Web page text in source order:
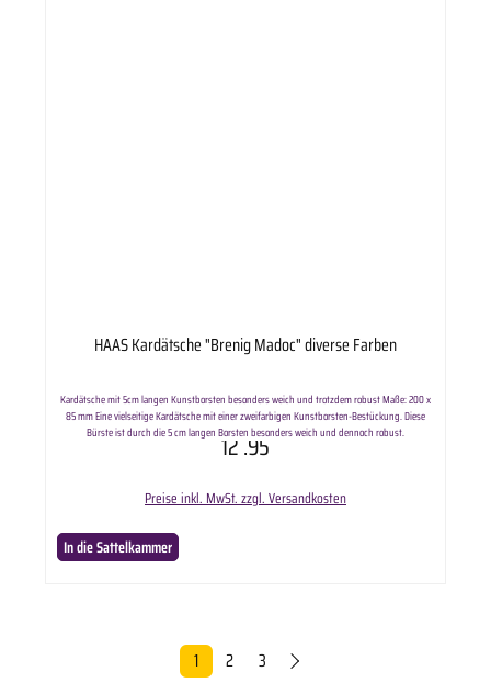
HAAS Kardätsche "Brenig Madoc" diverse Farben
Kardätsche mit 5cm langen Kunstborsten besonders weich und trotzdem robust Maße: 200 x
85 mm Eine vielseitige Kardätsche mit einer zweifarbigen Kunstborsten-Bestückung. Diese
Bürste ist durch die 5 cm langen Borsten besonders weich und dennoch robust.
Lieferumfang: HAAS Kardätsche "Brenig Madoc" in ausgewählter Anzahl.
12.95
Preise inkl. MwSt. zzgl. Versandkosten
In die Sattelkammer
Seite
1 Seite
2 Seite
3